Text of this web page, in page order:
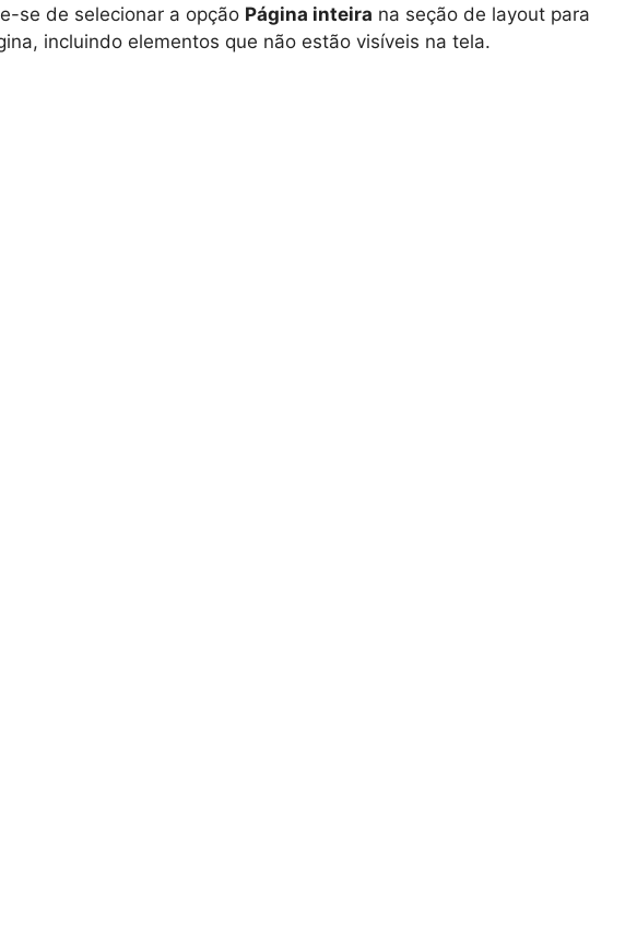
se de selecionar a opção Página inteira na seção de layout para
incluindo elementos que não estão visíveis na tela.